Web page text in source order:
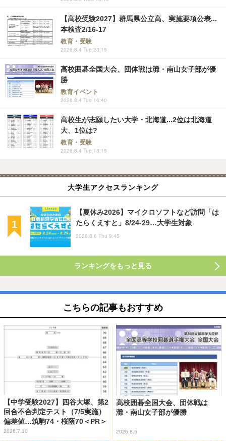
【高校受験2027】群馬県公立高、実施要項公表...
本検査2/16-17
教育・受験
2026.8.4 Tue 23:15
高校囲碁全国大会、団体戦は灘・南山女子部が優
勝
教育イベント
2026.8.4 Tue 16:40
高校生が志願したい大学・北海道...2位は北海道
大、1位は?
教育・受験
2026.8.4 Tue 18:15
大学生アクセスランキング
【夏休み2026】マイクロソフトなど訪問「は
たらくえすと」8/24-29…大学生対象
2026.8.6 Thu 9:45
ランキングをもっと見る
こちらの記事もおすすめ
【中学受験2027】四谷大塚、第2
回合不合判定テスト（7/5実施）
偏差値…筑駒74・桜蔭70＜PR＞
2026.7.10
高校囲碁全国大会、団体戦は
灘・南山女子部が優勝
2026.8.5